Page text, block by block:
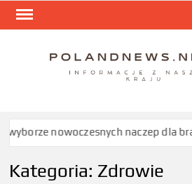
Skip
naczep dla branży TSL
Kategoria: Zdrowie